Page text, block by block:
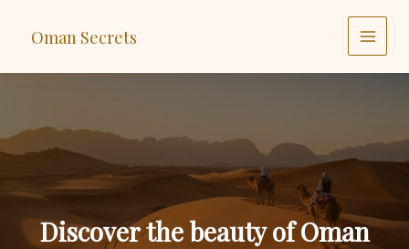
Oman Secrets
Discover the beauty of Oman